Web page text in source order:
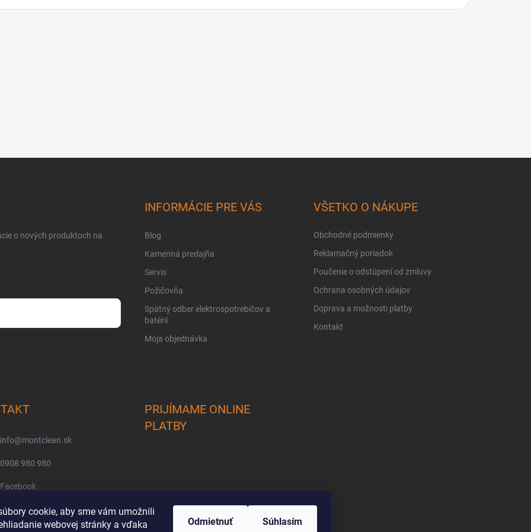
cookie, aby sme vám umožnili
webovej stránky a vďaka
Odmietnuť Súhlasím
o nových produktoch na
INFORMÁCIE PRE VÁS
Blog
Kamenná predajňa
Servis
Požičovňa
Spätný odber elektrospotrebičov a
batérií
Moja objednávka
VŠETKO O NÁKUPE
Obchodné podmienky
Reklamačný poriadok
Poučenie o odstúpení od zmluvy
Ochrana osobných údajov
Doprava a možnosti platby
Kontakt
info@montclean.sk
0908 980 980
Facebook
montclean/
PRIJÍMAME ONLINE
PLATBY